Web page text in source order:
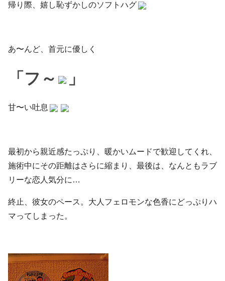
帰り際、嬉し恥ずかしのソフトハグ
あ〜んど、首元に優しく
「フ～ 」
甘〜い吐息
最初から親近感たっぷり、暖かいムードで歓迎してくれ、
施術中にその距離はさらに縮まり、最後は、なんともラブ
リーな恋人気分に…
終止、彼女のペース。大人フェロモンな色香にどっぷりハ
マってしまった。